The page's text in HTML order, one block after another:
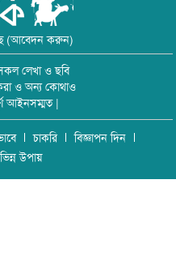
(আবেদন করুন)
লেখা ও ছবি
ও অন্য কোথাও
আইনসম্মত |
চাকরি
বিজ্ঞাপন দিন
উপায়